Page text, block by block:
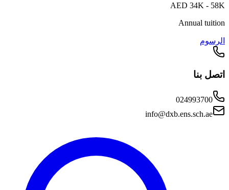
AED 34K - 58K
Annual tuition
الرسوم
اتصل بنا
024993700
info@dxb.ens.sch.ae